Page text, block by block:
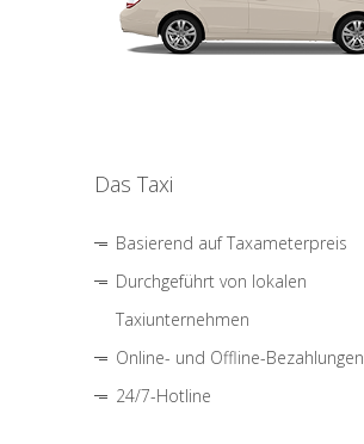
Das Taxi
Basierend auf Taxameterpreis
Durchgeführt von lokalen
Taxiunternehmen
Online- und Offline-Bezahlungen
24/7-Hotline